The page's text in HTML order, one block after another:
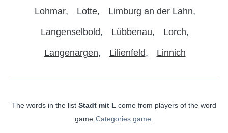
Lohmar Lotte Limburg an der Lahn
Langenselbold Lübbenau Lorch
Langenargen Lilienfeld Linnich
The words in the list Stadt mit L come from players of the word
game Categories game